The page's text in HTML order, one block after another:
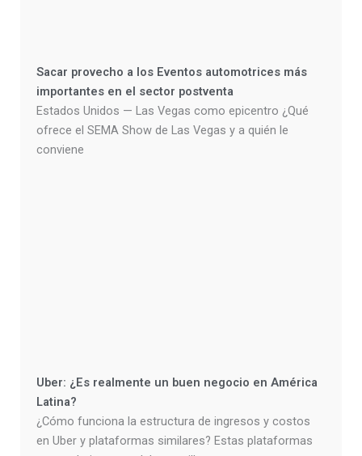
Sacar provecho a los Eventos automotrices más
importantes en el sector postventa
Estados Unidos — Las Vegas como epicentro ¿Qué
ofrece el SEMA Show de Las Vegas y a quién le
conviene
Uber: ¿Es realmente un buen negocio en América
Latina?
¿Cómo funciona la estructura de ingresos y costos
en Uber y plataformas similares? Estas plataformas